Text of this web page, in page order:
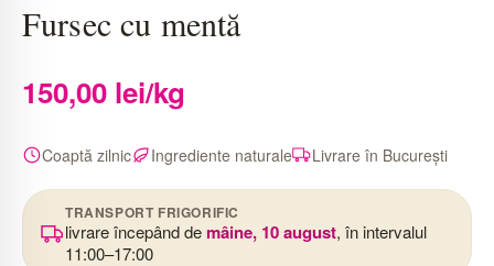
Fursec cu mentă
150,00 lei/kg
Coaptă zilnic Ingrediente naturale Livrare în București
TRANSPORT FRIGORIFIC
livrare începând demâine, 10 august, în intervalul
11:00–17:00